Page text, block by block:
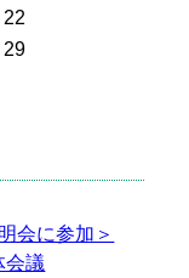
22
29
会に参加＞
議